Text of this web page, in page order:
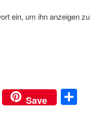
ein, um ihn anzeigen zu
Save Teilen